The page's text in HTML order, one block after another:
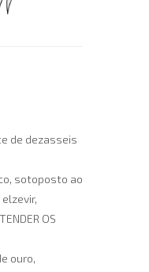
de dezasseis
sotoposto ao
OS
ouro,